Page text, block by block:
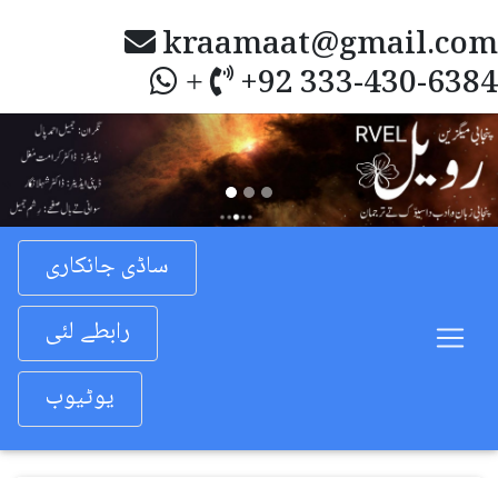
kraamaat@gmail.com
+ +92 333-430-6384
Previous
ساڈی جانکاری
رابطے لئی
یوٹیوب